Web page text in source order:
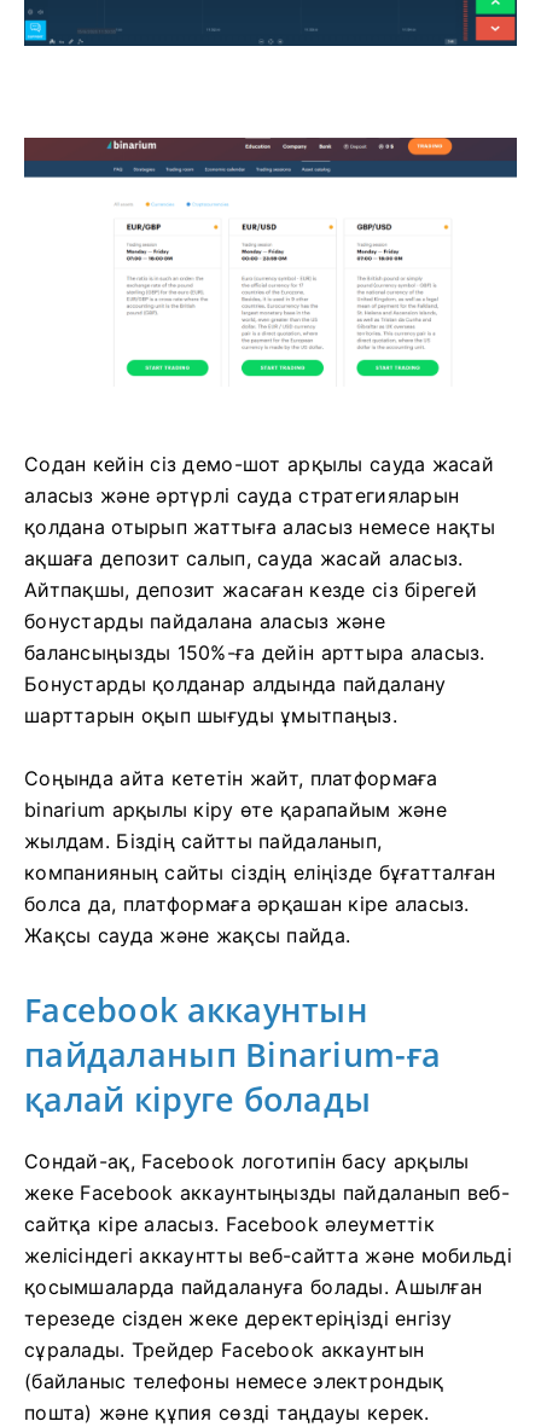
Содан кейін сіз демо-шот арқылы сауда жасай
аласыз және әртүрлі сауда стратегияларын
қолдана отырып жаттыға аласыз немесе нақты
ақшаға депозит салып, сауда жасай аласыз.
Айтпақшы, депозит жасаған кезде сіз бірегей
бонустарды пайдалана аласыз және
балансыңызды 150%-ға дейін арттыра аласыз.
Бонустарды қолданар алдында пайдалану
шарттарын оқып шығуды ұмытпаңыз.
Соңында айта кететін жайт, платформаға
binarium арқылы кіру өте қарапайым және
жылдам. Біздің сайтты пайдаланып,
компанияның сайты сіздің еліңізде бұғатталған
болса да, платформаға әрқашан кіре аласыз.
Жақсы сауда және жақсы пайда.
Facebook аккаунтын
пайдаланып Binarium-ға
қалай кіруге болады
Сондай-ақ, Facebook логотипін басу арқылы
жеке Facebook аккаунтыңызды пайдаланып веб-
сайтқа кіре аласыз. Facebook әлеуметтік
желісіндегі аккаунтты веб-сайтта және мобильді
қосымшаларда пайдалануға болады. Ашылған
терезеде сізден жеке деректеріңізді енгізу
сұралады. Трейдер Facebook аккаунтын
(байланыс телефоны немесе электрондық
пошта) және құпия сөзді таңдауы керек.